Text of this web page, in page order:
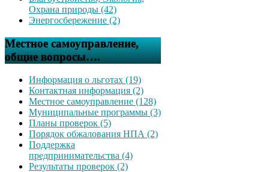
Охрана природы (42)
Энергосбережение (2)
Местное самоуправление,
общие вопросы….
Информация о льготах (19)
Контактная информация (2)
Местное самоуправление (128)
Муниципальные программы (3)
Планы проверок (5)
Порядок обжалования НПА (2)
Поддержка
предпринимательства (4)
Результаты проверок (2)